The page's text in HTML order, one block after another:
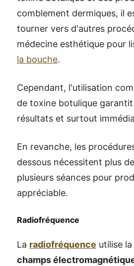
comblement dermiques, il
tourner vers d'autres
médecine esthétique pour
la bouche.
Cependant, l'utilisation
de toxine botulique
résultats et surtout
En revanche, les
dessous nécessitent plus
plusieurs séances pour
appréciable.
Radiofréquence
La radiofréquence utilise
champs